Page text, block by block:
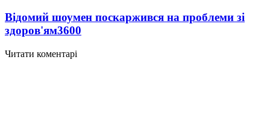
Відомий шоумен поскаржився на проблеми зі
здоров'ям3600
Читати коментарі